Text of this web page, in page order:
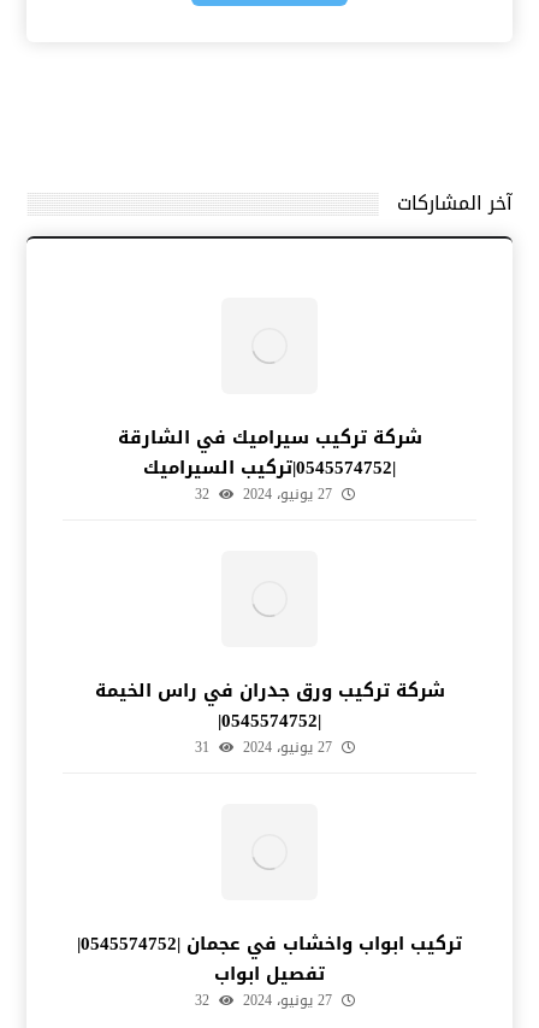
آخر المشاركات
شركة تركيب سيراميك في الشارقة
|0545574752|تركيب السيراميك
27 يونيو، 2024 32
شركة تركيب ورق جدران في راس الخيمة
|0545574752|
27 يونيو، 2024 31
تركيب ابواب واخشاب في عجمان |0545574752|
تفصيل ابواب
27 يونيو، 2024 32